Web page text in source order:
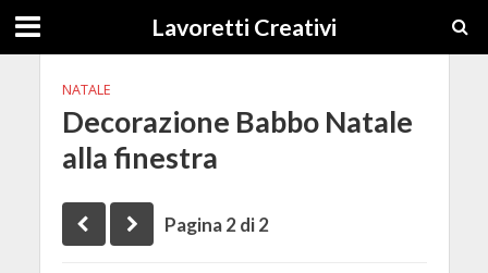
Lavoretti Creativi
NATALE
Decorazione Babbo Natale
alla finestra
Pagina 2 di 2